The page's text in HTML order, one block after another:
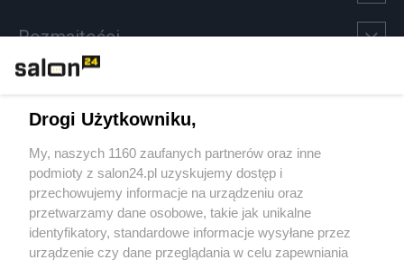
Rozmaitości
Sport
Społeczeństwo
Kultura
Drogi Użytkowniku,
My, naszych 1160 zaufanych partnerów oraz inne
podmioty z salon24.pl uzyskujemy dostęp i
przechowujemy informacje na urządzeniu oraz
przetwarzamy dane osobowe, takie jak unikalne
identyfikatory, standardowe informacje wysyłane przez
urządzenie czy dane przeglądania w celu zapewniania